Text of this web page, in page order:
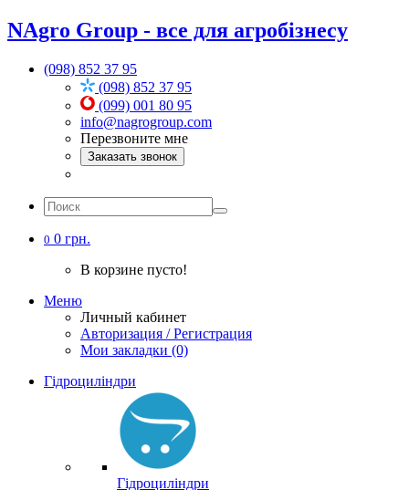
NAgro Group - все для агробізнесу
(098) 852 37 95
(098) 852 37 95
(099) 001 80 95
info@nagrogroup.com
Перезвоните мне
Заказать звонок
0 0 грн.
В корзине пусто!
Меню
Личный кабинет
Авторизация / Регистрация
Мои закладки (0)
Гідроциліндри
Гідроциліндри